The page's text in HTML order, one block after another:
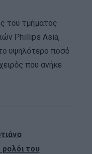
του τμήματος
Phillips Asia,
υψηλότερο ποσό
που ανήκε
ρολόι του